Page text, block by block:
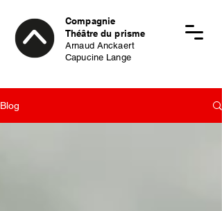
Compagnie
Théâtre du prisme
Arnaud Anckaert
Capucine Lange
Blog